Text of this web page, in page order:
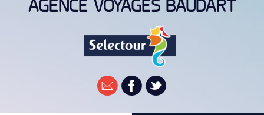
AGENCE VOYAGES BAUDART